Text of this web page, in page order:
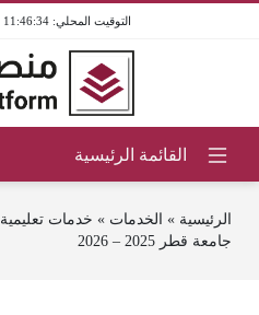
11:46:34 م / 7 أغسطس 2026
الرئيسية » الخدمات » خدمات تعليمية
جامعة قطر 2025 – 2026